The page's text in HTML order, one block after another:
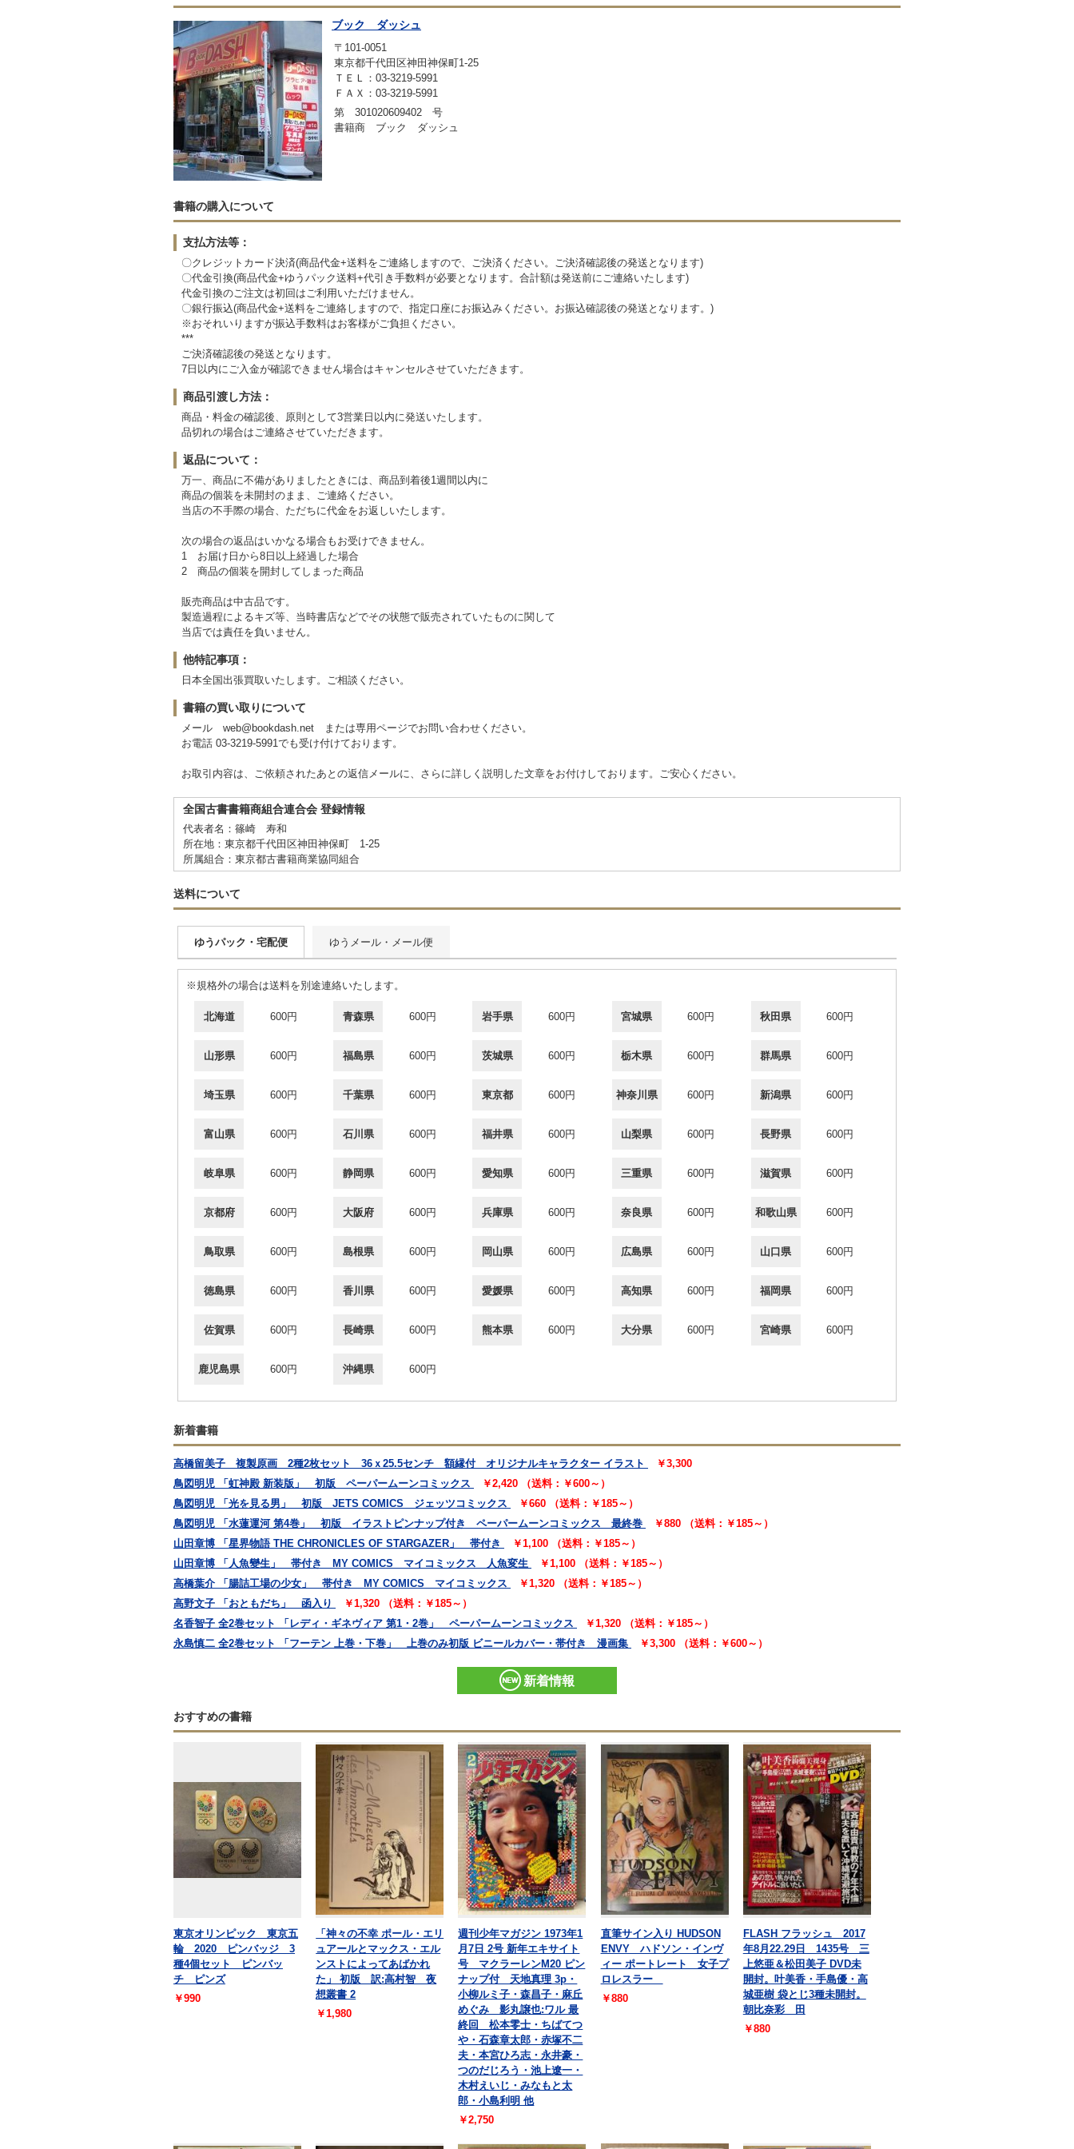
ブック ダッシュ
〒101-0051
東京都千代田区神田神保町1-25
ＴＥＬ：03-3219-5991
ＦＡＸ：03-3219-5991
第 301020609402 号
書籍商 ブック ダッシュ
書籍の購入について
支払方法等：
〇クレジットカード決済(商品代金+送料をご連絡しますので、ご決済ください。ご決済確認後の発送となります)
〇代金引換(商品代金+ゆうパック送料+代引き手数料が必要となります。合計額は発送前にご連絡いたします)
代金引換のご注文は初回はご利用いただけません。
〇銀行振込(商品代金+送料をご連絡しますので、指定口座にお振込みください。お振込確認後の発送となります。)
※おそれいりますが振込手数料はお客様がご負担ください。
***
ご決済確認後の発送となります。
7日以内にご入金が確認できません場合はキャンセルさせていただきます。
商品引渡し方法：
商品・料金の確認後、原則として3営業日以内に発送いたします。
品切れの場合はご連絡させていただきます。
返品について：
万一、商品に不備がありましたときには、商品到着後1週間以内に
商品の個装を未開封のまま、ご連絡ください。
当店の不手際の場合、ただちに代金をお返しいたします。
次の場合の返品はいかなる場合もお受けできません。
1 お届け日から8日以上経過した場合
2 商品の個装を開封してしまった商品
販売商品は中古品です。
製造過程によるキズ等、当時書店などでその状態で販売されていたものに関して
当店では責任を負いません。
他特記事項：
日本全国出張買取いたします。ご相談ください。
書籍の買い取りについて
メール web@bookdash.net または専用ページでお問い合わせください。
お電話 03-3219-5991でも受け付けております。
お取引内容は、ご依頼されたあとの返信メールに、さらに詳しく説明した文章をお付けしております。ご安心ください。
全国古書書籍商組合連合会 登録情報
代表者名：篠崎 寿和
所在地：東京都千代田区神田神保町 1-25
所属組合：東京都古書籍商業協同組合
送料について
ゆうパック・宅配便 ゆうメール・メール便
※規格外の場合は送料を別途連絡いたします。
北海道 600円 青森県 600円 岩手県 600円 宮城県 600円 秋田県 600円
山形県 600円 福島県 600円 茨城県 600円 栃木県 600円 群馬県 600円
埼玉県 600円 千葉県 600円 東京都 600円 神奈川県 600円 新潟県 600円
富山県 600円 石川県 600円 福井県 600円 山梨県 600円 長野県 600円
岐阜県 600円 静岡県 600円 愛知県 600円 三重県 600円 滋賀県 600円
京都府 600円 大阪府 600円 兵庫県 600円 奈良県 600円 和歌山県 600円
鳥取県 600円 島根県 600円 岡山県 600円 広島県 600円 山口県 600円
徳島県 600円 香川県 600円 愛媛県 600円 高知県 600円 福岡県 600円
佐賀県 600円 長崎県 600円 熊本県 600円 大分県 600円 宮崎県 600円
鹿児島県 600円 沖縄県 600円
新着書籍
高橋留美子 複製原画 2種2枚セット 36ｘ25.5センチ 額縁付 オリジナルキャラクター イラスト
￥3,300
鳥図明児 「虹神殿 新装版」 初版 ペーパームーンコミックス
￥2,420 （送料：￥600～）
鳥図明児 「光を見る男」 初版 JETS COMICS ジェッツコミックス
￥660 （送料：￥185～）
鳥図明児 「水蓮運河 第4巻」 初版 イラストピンナップ付き ペーパームーンコミックス 最終巻
￥880 （送料：￥185～）
山田章博 「星界物語 THE CHRONICLES OF STARGAZER」 帯付き
￥1,100 （送料：￥185～）
山田章博 「人魚變生」 帯付き MY COMICS マイコミックス 人魚変生
￥1,100 （送料：￥185～）
高橋葉介 「腸詰工場の少女」 帯付き MY COMICS マイコミックス
￥1,320 （送料：￥185～）
高野文子 「おともだち」 函入り
￥1,320 （送料：￥185～）
名香智子 全2巻セット 「レディ・ギネヴィア 第1・2巻」 ペーパームーンコミックス
￥1,320 （送料：￥185～）
永島慎二 全2巻セット 「フーテン 上巻・下巻」 上巻のみ初版 ビニールカバー・帯付き 漫画集
￥3,300 （送料：￥600～）
新着情報
おすすめの書籍
東京オリンピック 東京五
輪 2020 ピンバッジ 3
種4個セット ピンバッ
チ ピンズ
￥990
「神々の不幸 ポール・エリ
ュアールとマックス・エル
ンストによってあばかれ
た」 初版 訳:高村智 夜
想叢書 2
￥1,980
週刊少年マガジン 1973年1
月7日 2号 新年エキサイト
号 マクラーレンM20 ピン
ナップ付 天地真理 3p・
小柳ルミ子・森昌子・麻丘
めぐみ 影丸譲也:ワル 最
終回 松本零士・ちばてつ
や・石森章太郎・赤塚不二
夫・本宮ひろ志・永井豪・
つのだじろう・池上遼一・
木村えいじ・みなもと太
郎・小島利明 他
￥2,750
直筆サイン入り HUDSON
ENVY ハドソン・インヴ
ィー ポートレート 女子プ
ロレスラー
￥880
FLASH フラッシュ 2017
年8月22.29日 1435号 三
上悠亜＆松田美子 DVD未
開封。叶美香・手島優・高
城亜樹 袋とじ3種未開封。
朝比奈彩 田
￥880